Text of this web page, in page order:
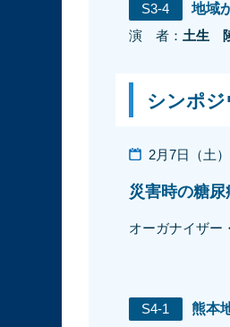
S3-4
地域
演 者： 土生
シンポ
2月7日（土
災害時の糖
オーガナイザー
S4-1
熊本